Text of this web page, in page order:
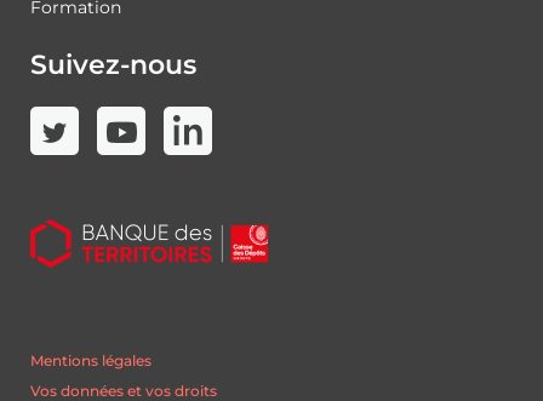
Formation
Suivez-nous
Mentions légales
Vos données et vos droits